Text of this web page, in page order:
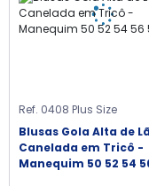
Ref. 0408 Plus Size
Blusas Gola Alta de Lã
Canelada em Tricô -
Manequim 50 52 54